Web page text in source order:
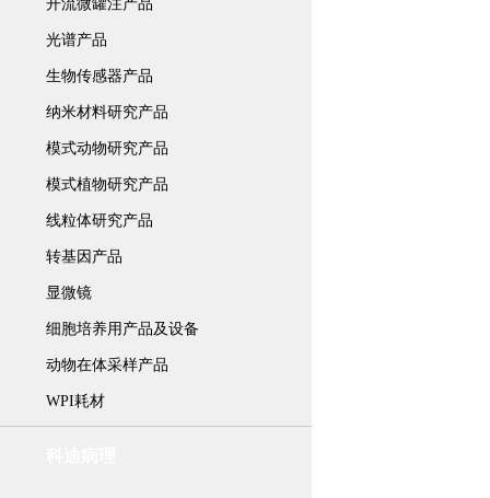
开流微罐注产品
光谱产品
生物传感器产品
纳米材料研究产品
模式动物研究产品
模式植物研究产品
线粒体研究产品
转基因产品
显微镜
细胞培养用产品及设备
动物在体采样产品
WPI耗材